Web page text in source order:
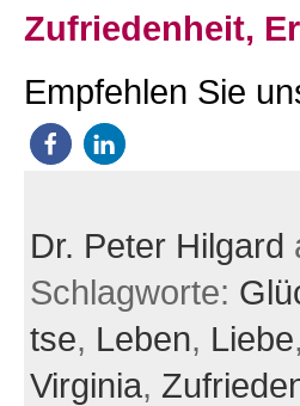
Zufriedenheit,
Empfehlen Sie
Dr. Peter Hilgard
Schlagworte:
tse, Leben, Liebe,
Virginia,